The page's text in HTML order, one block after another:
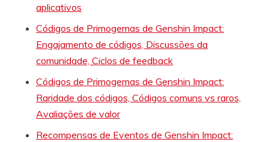
aplicativos
Códigos de Primogemas de Genshin Impact:
Engajamento de códigos, Discussões da
comunidade, Ciclos de feedback
Códigos de Primogemas de Genshin Impact:
Raridade dos códigos, Códigos comuns vs raros,
Avaliações de valor
Recompensas de Eventos de Genshin Impact: